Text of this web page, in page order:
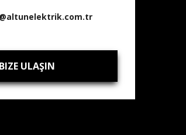
BIZE ULAŞIN
BIZE ULAŞIN